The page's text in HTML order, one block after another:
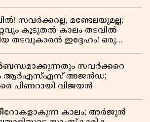
സവർക്കറല്ല, മണ്ടേലയുമല്ല;
കൂടുതൽ കാലം തടവിൽ
തടവുകാരൻ ഇദ്ദേഹം! ഒരു
സവർക്കറെ
ആർഎസ്എസ് അജൻഡ;
പിണറായി വിജയൻ
കാലം; അർജുൻ